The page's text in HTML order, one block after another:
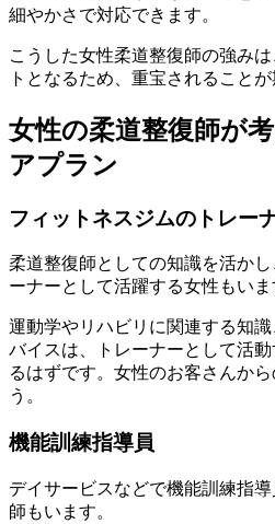
細やかさで対応できます。
こうした女性柔道整復師の強み
トとなるため、重宝されることが
女性の柔道整復師が
アプラン
フィットネスジムのトレー
柔道整復師としての知識を活か
ーナーとして活躍する女性もいま
運動学やリハビリに関連する知
バイスは、トレーナーとして活
るはずです。女性のお客さんか
う。
機能訓練指導員
デイサービスなどで機能訓練指
師もいます。